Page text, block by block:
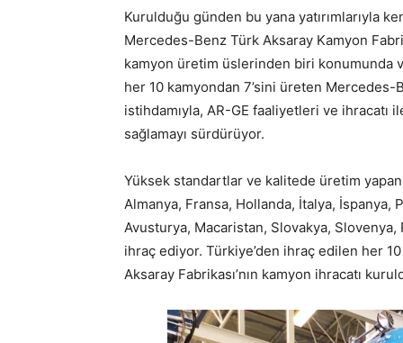
Kurulduğu günden bu yana yatırımlarıyla
Mercedes-Benz Türk Aksaray Kamyon
kamyon üretim üslerinden biri konumunda
her 10 kamyondan 7’sini üreten
istihdamıyla, AR-GE faaliyetleri ve ihracatı
sağlamayı sürdürüyor.
Yüksek standartlar ve kalitede üretim
Almanya, Fransa, Hollanda, İtalya,
Avusturya, Macaristan, Slovakya,
ihraç ediyor. Türkiye’den ihraç edilen her
Aksaray Fabrikası’nın kamyon ihracatı